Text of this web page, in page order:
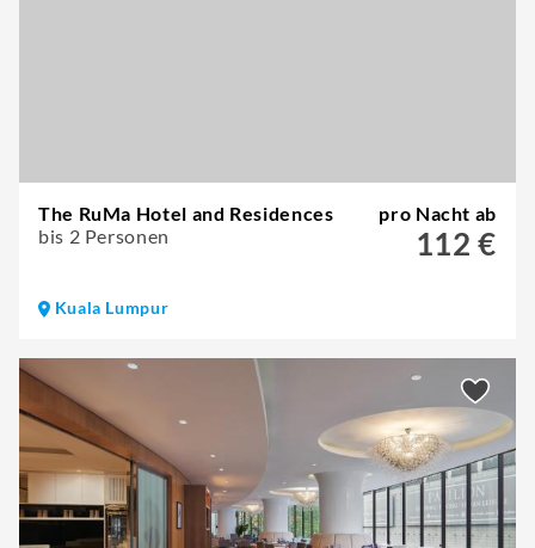
The RuMa Hotel and Residences
bis 2 Personen
pro Nacht ab
112 €
Kuala Lumpur